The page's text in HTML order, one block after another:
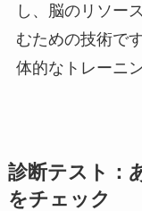
し、脳のリソー
むための技術で
体的なトレーニ
診断テスト：
をチェック